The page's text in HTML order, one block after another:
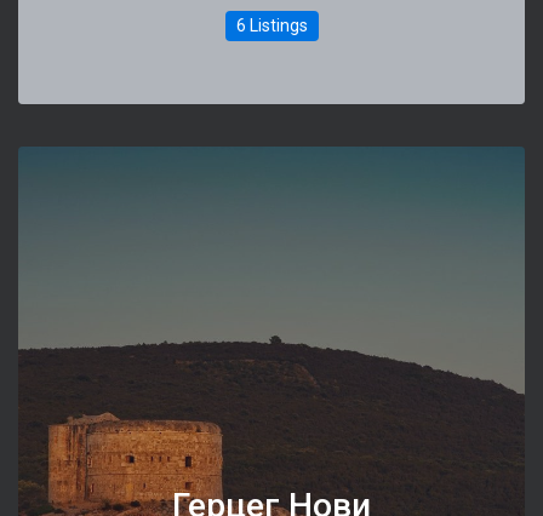
6 Listings
Герцег Нови